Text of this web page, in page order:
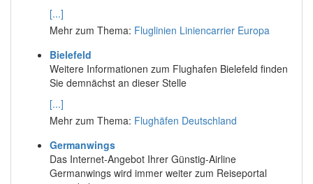
[...]
Mehr zum Thema: Fluglinien Liniencarrier Europa
Bielefeld
Weitere Informationen zum Flughafen Bielefeld finden
Sie demnächst an dieser Stelle
[...]
Mehr zum Thema: Flughäfen Deutschland
Germanwings
Das Internet-Angebot Ihrer Günstig-Airline
Germanwings wird immer weiter zum Reiseportal